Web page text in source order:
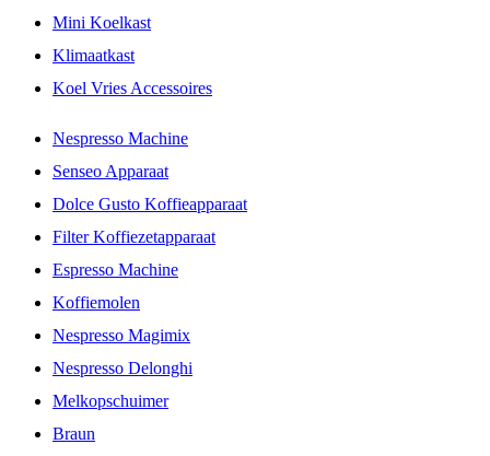
Mini Koelkast
Klimaatkast
Koel Vries Accessoires
Nespresso Machine
Senseo Apparaat
Dolce Gusto Koffieapparaat
Filter Koffiezetapparaat
Espresso Machine
Koffiemolen
Nespresso Magimix
Nespresso Delonghi
Melkopschuimer
Braun